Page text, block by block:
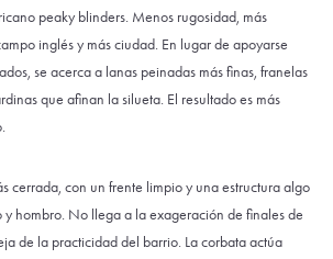
peaky blinders. Menos rugosidad, más
inglés y más ciudad. En lugar de apoyarse
se acerca a lanas peinadas más finas, franelas
que afinan la silueta. El resultado es más
cerrada, con un frente limpio y una estructura algo
y hombro. No llega a la exageración de finales de
de la practicidad del barrio. La corbata actúa